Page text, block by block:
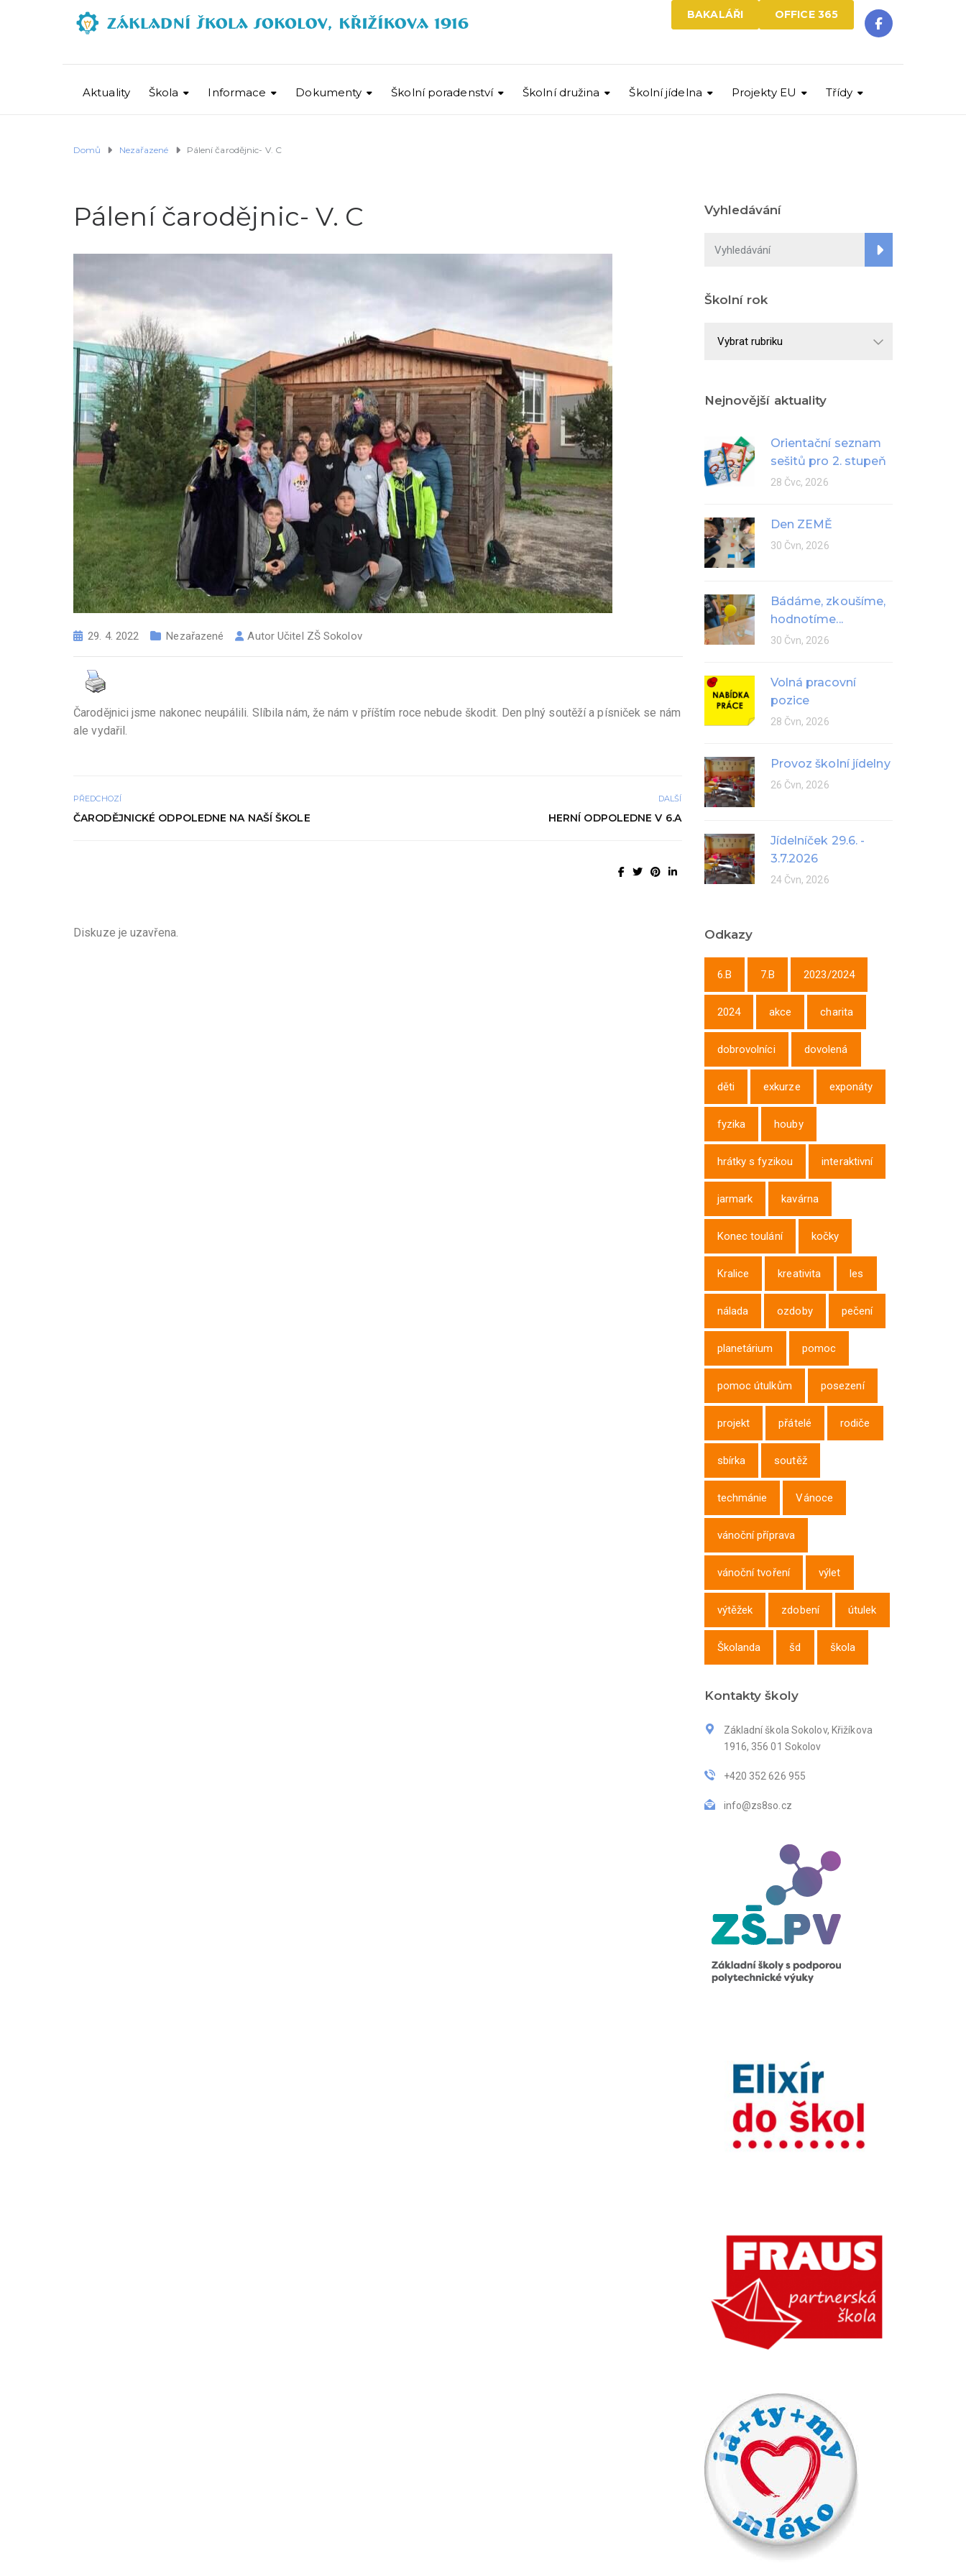
OFFICE 365
BAKALÁŘI
Aktuality Škola Informace Dokumenty Školní poradenství Školní družina Školní jídelna Projekty EU Třídy
Domů Nezařazené Pálení čarodějnic- V. C
Pálení čarodějnic- V. C
29. 4. 2022 Nezařazené AutorUčitel ZŠ Sokolov
Čarodějnici jsme nakonec neupálili. Slíbila nám, že nám v příštím roce nebude škodit. Den plný soutěží a písniček se nám
ale vydařil.
PŘEDCHOZÍ
ČARODĚJNICKÉ ODPOLEDNE NA NAŠÍ ŠKOLE
DALŠÍ
HERNÍ ODPOLEDNE V 6.A
Diskuze je uzavřena.
Vyhledávání
Školní rok
Nejnovější aktuality
Orientační seznam
sešitů pro 2. stupeň
28 Čvc, 2026
Den ZEMĚ
30 Čvn, 2026
Bádáme, zkoušíme,
hodnotíme...
30 Čvn, 2026
Volná pracovní
pozice
28 Čvn, 2026
Provoz školní jídelny
26 Čvn, 2026
Jídelníček 29.6. -
3.7.2026
24 Čvn, 2026
Odkazy
6.B 7.B 2023/2024
2024 akce charita
dobrovolníci dovolená
děti exkurze exponáty
fyzika houby
hrátky s fyzikou interaktivní
jarmark kavárna
Konec toulání kočky
Kralice kreativita les
nálada ozdoby pečení
planetárium pomoc
pomoc útulkům posezení
projekt přátelé rodiče
sbírka soutěž
techmánie Vánoce
vánoční příprava
vánoční tvoření výlet
výtěžek zdobení útulek
Školanda šd škola
Kontakty školy
Základní škola Sokolov, Křižíkova
1916, 356 01 Sokolov
+420 352 626 955
info@zs8so.cz